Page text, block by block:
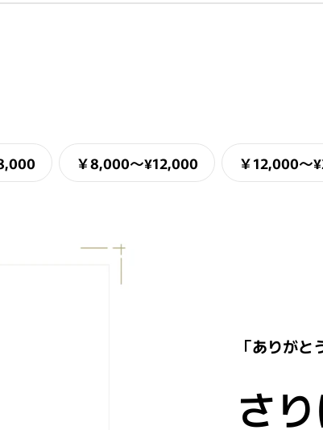
￥8,000〜¥12,000 ￥12,000〜
「ありが
さ